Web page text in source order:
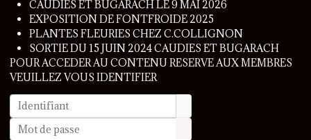
CAUDIES ET BUGARACH LE 9 MAI 2026
EXPOSITION DE FONTFROIDE 2025
PLANTES FLEURIES CHEZ C.COLLIGNON
SORTIE DU 15 JUIN 2024 CAUDIES ET BUGARACH
POUR ACCEDER AU CONTENU RESERVE AUX MEMBRES
VEUILLEZ VOUS IDENTIFIER
Identifiant
Mot de passe